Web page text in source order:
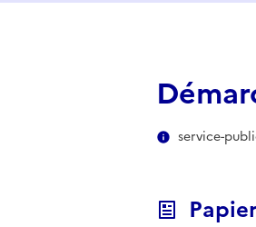
service-